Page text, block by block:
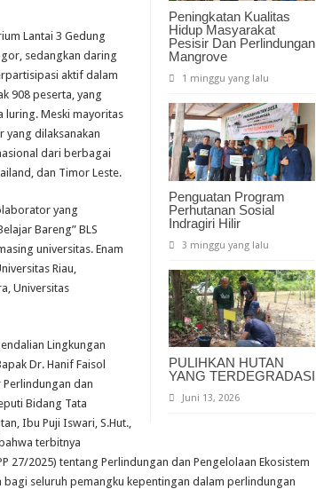
Peningkatan Kualitas
Hidup Masyarakat
Pesisir Dan Perlindungan
Mangrove
1 minggu yang lalu
Penguatan Program
Perhutanan Sosial
Indragiri Hilir
3 minggu yang lalu
PULIHKAN HUTAN
YANG TERDEGRADASI
Juni 13, 2026
Lantai 3 Gedung
sedangkan daring
aktif dalam
908 peserta, yang
luring. Meski mayoritas
yang dilaksanakan
dari berbagai
dan Timor Leste.
yang
Bareng” BLS
universitas. Enam
Riau,
Universitas
Lingkungan
Dr. Hanif Faisol
Perlindungan dan
Bidang Tata
Ibu Puji Iswari, S.Hut.,
terbitnya
27/2025) tentang Perlindungan dan Pengelolaan Ekosistem
seluruh pemangku kepentingan dalam perlindungan